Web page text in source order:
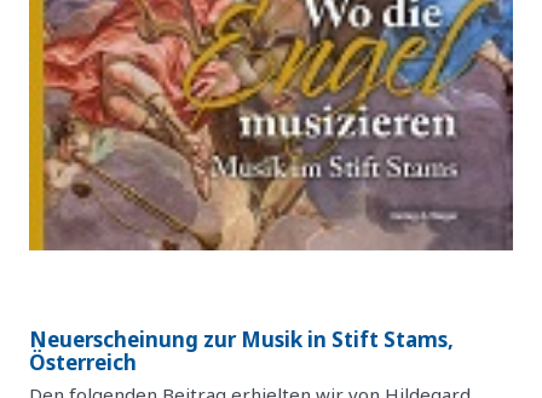
Neuerscheinung zur Musik in Stift Stams,
Österreich